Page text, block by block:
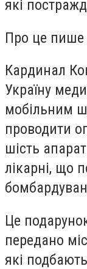
які
Про це пише
Кардинал
Україну
мобільним
проводити
шість
лікарні, що
Це
передано
які